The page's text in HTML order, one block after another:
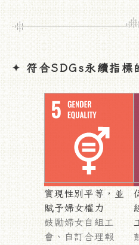
✦ 符合SDGs永續指標
實現性別平等，並
賦予婦女權力
鼓勵婦女自組工
會、自訂合理報